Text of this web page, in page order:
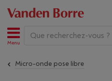
Menu
Micro-onde pose libre